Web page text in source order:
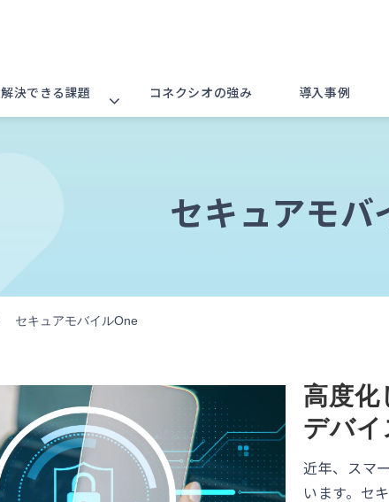
解決できる課題 コネクシオの強み 導入事例
セキュアモ
セキュアモバイルOne
高度
デバ
近年、スマ
います。セ